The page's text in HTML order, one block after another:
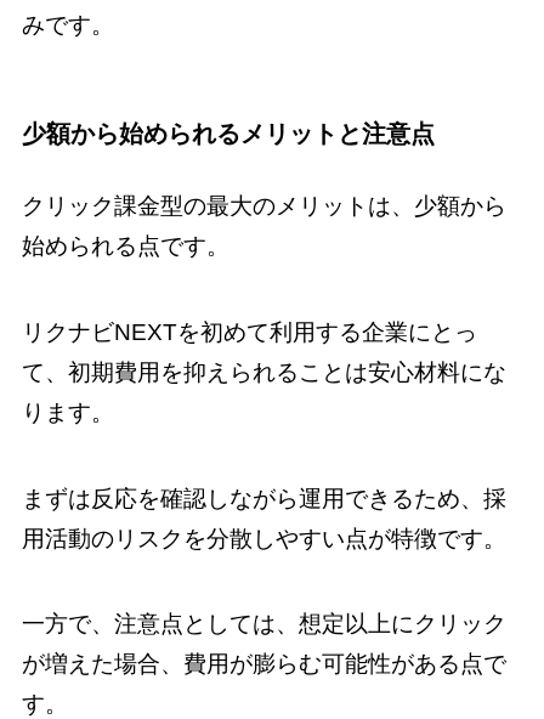
みです。
少額から始められるメリットと注意点
クリック課金型の最大のメリットは、少額から
始められる点です。
リクナビNEXTを初めて利用する企業にとっ
て、初期費用を抑えられることは安心材料にな
ります。
まずは反応を確認しながら運用できるため、採
用活動のリスクを分散しやすい点が特徴です。
一方で、注意点としては、想定以上にクリック
が増えた場合、費用が膨らむ可能性がある点で
す。